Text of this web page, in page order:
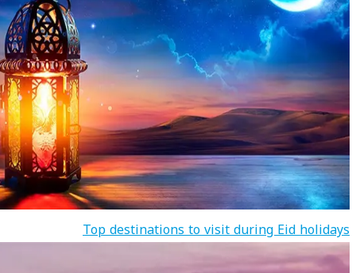
Top destinations to visit during Eid holidays